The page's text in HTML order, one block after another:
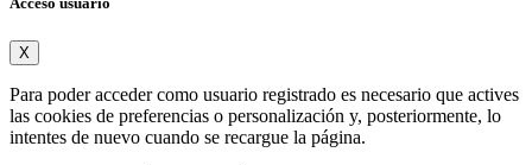
X
Para poder acceder como usuario registrado es necesario que actives
las cookies de preferencias o personalización y, posteriormente, lo
intentes de nuevo cuando se recargue la página.